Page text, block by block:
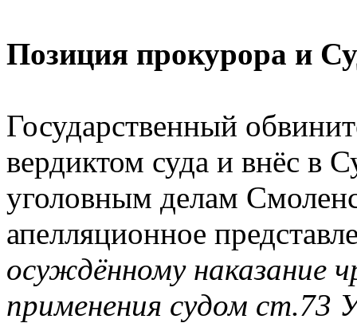
Позиция прокурора и
Государственный
вердиктом суда и внёс в
уголовным делам
апелляционное
осуждённому наказание
применения судом